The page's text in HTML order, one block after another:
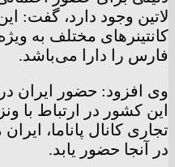
لاتین وجود دارد، گفت:
کانتینرهای مختلف به
فارس را دارا می‌باشد.
وی افزود: حضور ایران
این کشور در ارتباط با
تجاری کانال پاناما،
در آنجا حضور یابد.